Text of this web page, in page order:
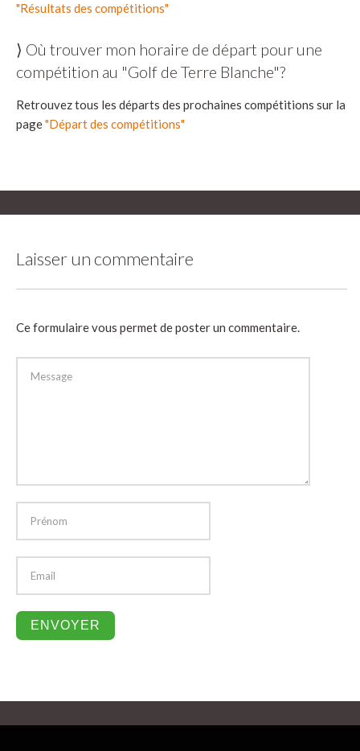
"Résultats des compétitions"
⟩ Où trouver mon horaire de départ pour une
compétition au "Golf de Terre Blanche"?
Retrouvez tous les départs des prochaines compétitions sur la
page"Départ des compétitions"
Laisser un commentaire
Ce formulaire vous permet de poster un commentaire.